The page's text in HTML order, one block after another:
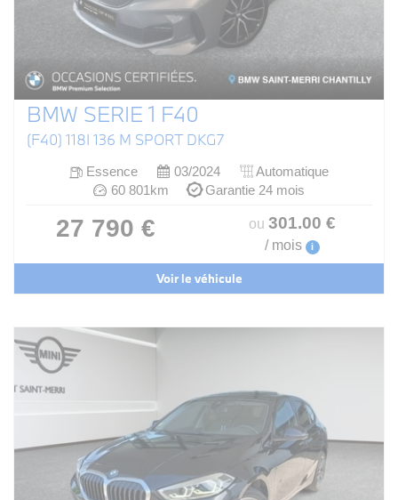
BMW SERIE 1 F40
(F40) 118I 136 M SPORT DKG7
Essence 03/2024
Automatique
60 801km
Garantie 24 mois
27 790 € ou 301.00 €
/ mois i
Voir le véhicule